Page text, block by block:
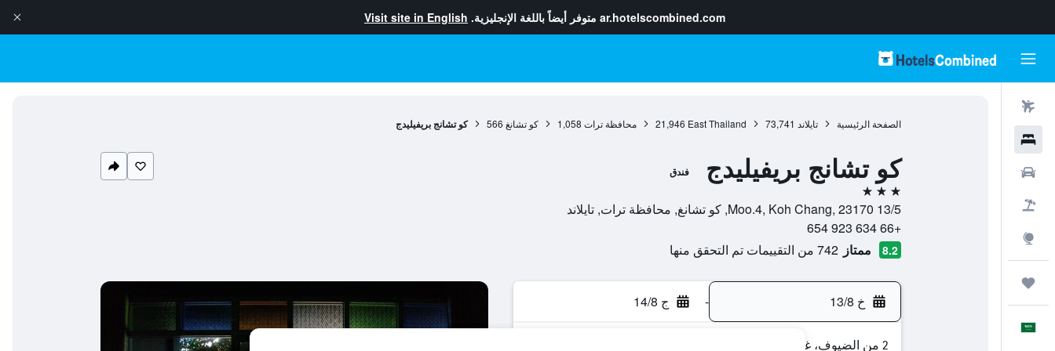
ar.hotelscombined.com متوفر أيضاً باللغة الإنجليزية. Visit site in English
الصفحة الرئيسية تايلاند 73,741
East Thailand
21,946 محافظة ترات 1,058 كو تشانغ 566 كو تشانج بريفيليدج
كو تشانج بريفيليدج فندق
3 نجوم
13/5 Moo.4, Koh Chang, 23170, كو تشانغ, محافظة ترات, تايلاند
+66 634 923 654
8.2 ممتاز 742 من التقييمات تم التحقق منها
خ 13/8 - ج 14/8
2 من الضيوف، غرفة واحدة